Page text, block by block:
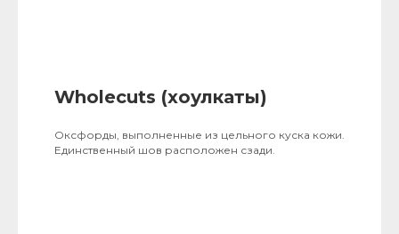
Wholecuts (хоулкаты)
Оксфорды, выполненные из цельного куска кожи.
Единственный шов расположен сзади.